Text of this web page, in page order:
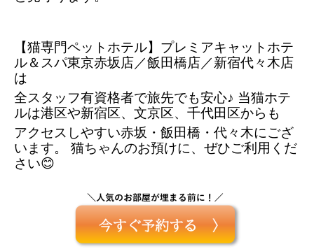
【猫専門ペットホテル】プレミアキャットホテ
ル＆スパ東京赤坂店／飯田橋店／新宿代々木店
は
全スタッフ有資格者で旅先でも安心♪ 当猫ホテ
ルは港区や新宿区、文京区、千代田区からも
アクセスしやすい赤坂・飯田橋・代々木にござ
います。 猫ちゃんのお預けに、ぜひご利用くだ
さい😊